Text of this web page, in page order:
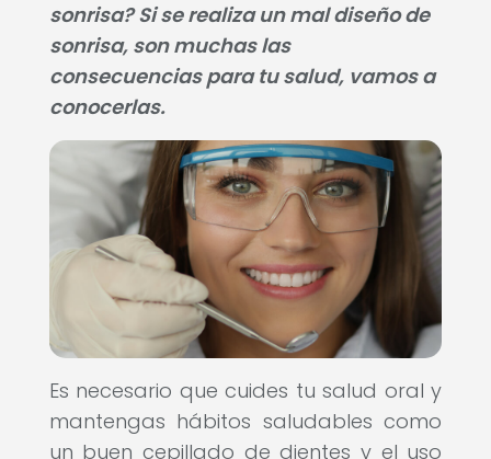
sonrisa? Si se realiza un mal diseño de
sonrisa, son muchas las
consecuencias para tu salud, vamos a
conocerlas.
Es necesario que cuides tu salud oral y
mantengas hábitos saludables como
un buen cepillado de dientes y el uso